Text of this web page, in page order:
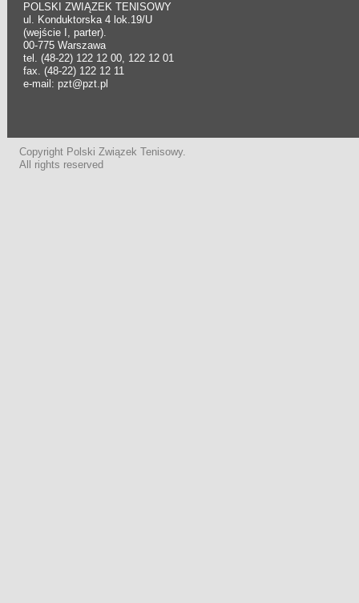
POLSKI ZWIĄZEK TENISOWY
ul. Konduktorska 4 lok.19/U
(wejście I, parter).
00-775 Warszawa
tel. (48-22) 122 12 00, 122 12 01
fax. (48-22) 122 12 11
e-mail: pzt@pzt.pl
Copyright Polski Związek Tenisowy.
All rights reserved